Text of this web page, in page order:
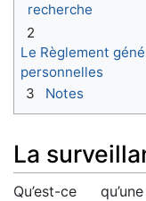
recherche
2
Le Règlement
personnelles
3
Notes
La
Qu’est-ce